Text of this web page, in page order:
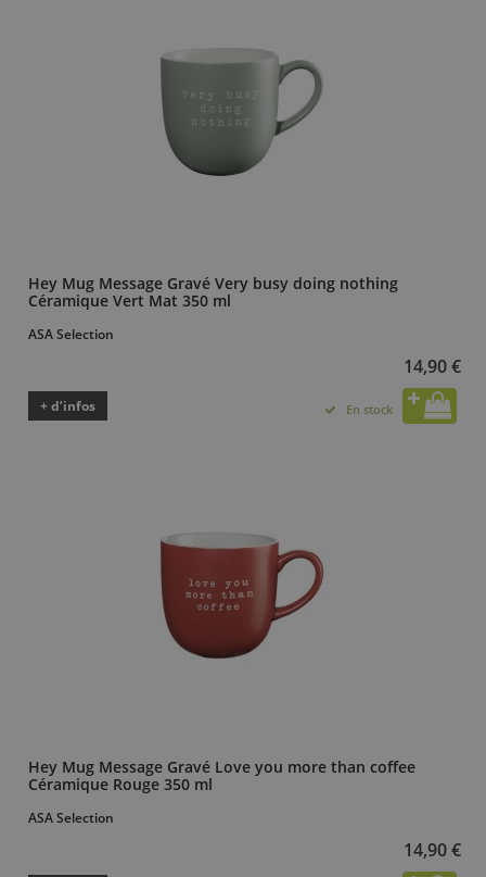
Hey Mug Message Gravé Very busy doing nothing
Céramique Vert Mat 350 ml
ASA Selection
14,90 €
+ d’infos En stock
Hey Mug Message Gravé Love you more than coffee
Céramique Rouge 350 ml
ASA Selection
14,90 €